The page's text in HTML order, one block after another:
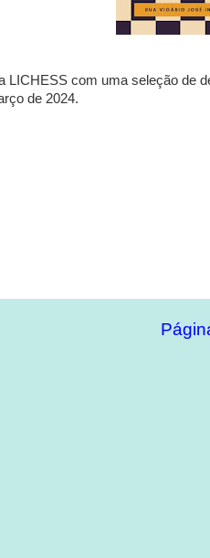
LICHESS com uma seleção de
de 2024.